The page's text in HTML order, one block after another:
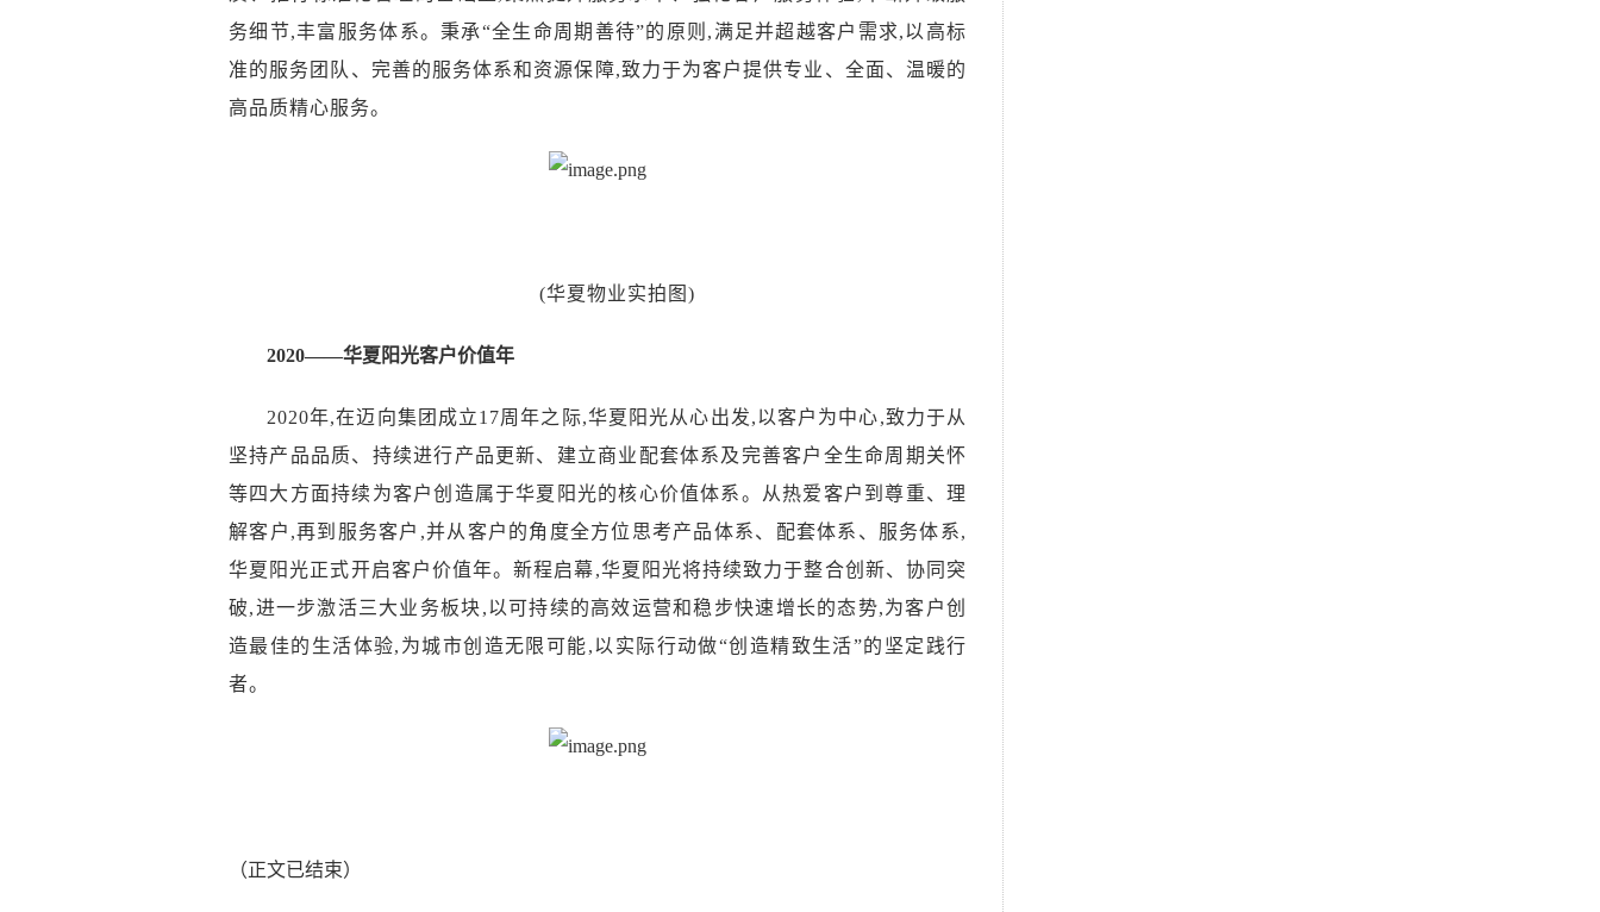
务细节,丰富服务体系。秉承“全生命周期善待”的原则,满足并超越客户需求,以高标
准的服务团队、完善的服务体系和资源保障,致力于为客户提供专业、全面、温暖的
高品质精心服务。
(华夏物业实拍图)
2020——华夏阳光客户价值年
2020年,在迈向集团成立17周年之际,华夏阳光从心出发,以客户为中心,致力于从
坚持产品品质、持续进行产品更新、建立商业配套体系及完善客户全生命周期关怀
等四大方面持续为客户创造属于华夏阳光的核心价值体系。
从热爱客户到尊重、理
解客户 ,再到服务客户,并从客户的角度全方位思考产品体系、配套体系、服务体系,
华夏阳光正式开启客户价值年。新程启幕,华夏阳光将持续致力于整合创新、协同突
破,进一步激活三大业务板块,以可持续的高效运营和稳步快速增长的态势,为客户创
造最佳的生活体验,为城市创造无限可能,以实际行动做“创造精致生活”的坚定践行
者。
（正文已结束）